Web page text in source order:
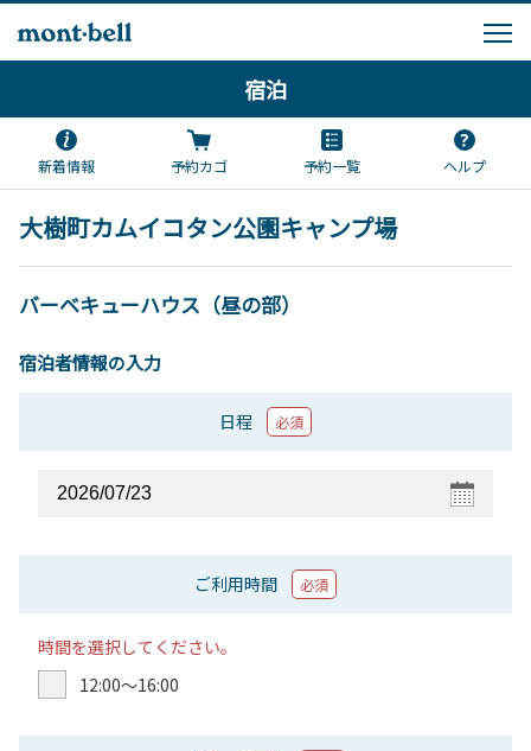
宿泊
新着情報 予約カゴ 予約一覧 ヘルプ
大樹町カムイコタン公園キャンプ場
バーベキューハウス（昼の部）
宿泊者情報の入力
日程 必須
ご利用時間 必須
時間を選択してください。
12:00〜16:00